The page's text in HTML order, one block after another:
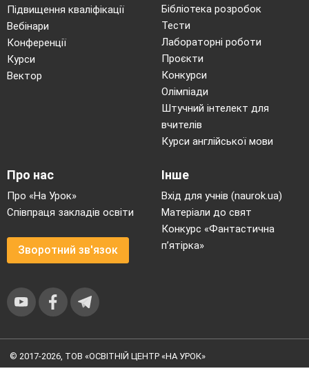
Підвищення кваліфікації
Вебінари
Конференції
Курси
Вектор
Бібліотека розробок
Тести
Лабораторні роботи
Проєкти
Конкурси
Олімпіади
Штучний інтелект для
вчителів
Курси англійської мови
Про нас
Про «На Урок»
Співпраця закладів освіти
Зворотний зв'язок
Інше
Вхід для учнів (naurok.ua)
Матеріали до свят
Конкурс «Фантастична
п’ятірка»
© 2017-2026, ТОВ «ОСВІТНІЙ ЦЕНТР «НА УРОК»